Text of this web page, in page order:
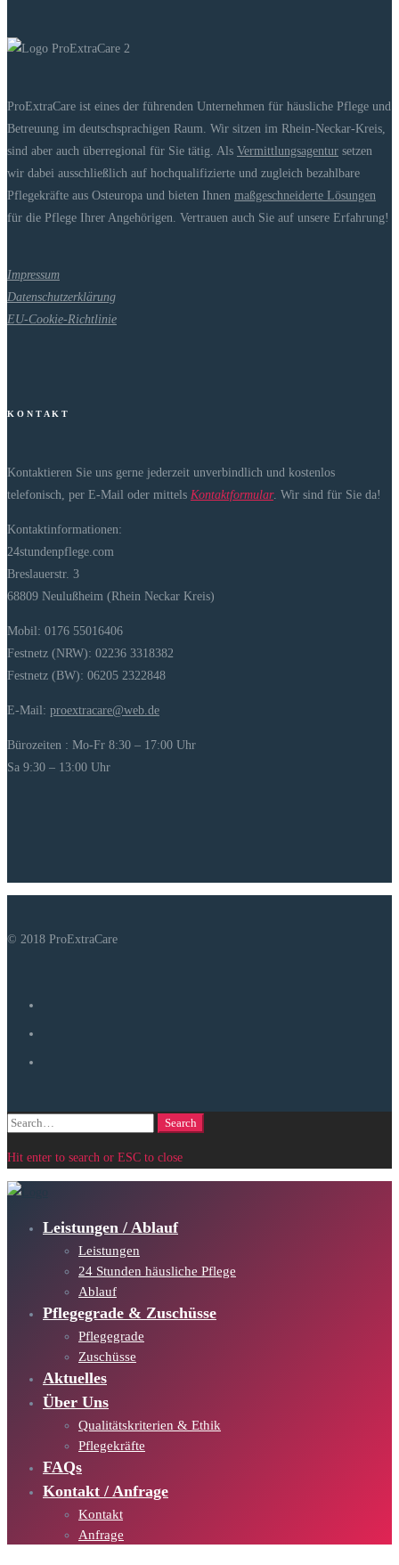
ProExtraCare ist eines der führenden Unternehmen für häusliche Pflege und
Betreuung im deutschsprachigen Raum. Wir sitzen im Rhein-Neckar-Kreis,
sind aber auch überregional für Sie tätig. Als Vermittlungsagentur setzen
wir dabei ausschließlich auf hochqualifizierte und zugleich bezahlbare
Pflegekräfte aus Osteuropa und bieten Ihnen maßgeschneiderte Lösungen
für die Pflege Ihrer Angehörigen. Vertrauen auch Sie auf unsere Erfahrung!
Impressum
Datenschutzerklärung
EU-Cookie-Richtlinie
K O N T A K T
Kontaktieren Sie uns gerne jederzeit unverbindlich und kostenlos
telefonisch, per E-Mail oder mittels Kontaktformular. Wir sind für Sie da!
Kontaktinformationen:
24stundenpflege.com
Breslauerstr. 3
68809 Neulußheim (Rhein Neckar Kreis)
Mobil: 0176 55016406
Festnetz (NRW): 02236 3318382
Festnetz (BW): 06205 2322848
E-Mail: proextracare@web.de
Bürozeiten : Mo-Fr 8:30 – 17:00 Uhr
Sa 9:30 – 13:00 Uhr
© 2018 ProExtraCare
Search
Search
Hit enter to search or ESC to close
Leistungen / Ablauf
Leistungen
24 Stunden häusliche Pflege
Ablauf
Pflegegrade & Zuschüsse
Pflegegrade
Zuschüsse
Aktuelles
Über Uns
Qualitätskriterien & Ethik
Pflegekräfte
FAQs
Kontakt / Anfrage
Kontakt
Anfrage